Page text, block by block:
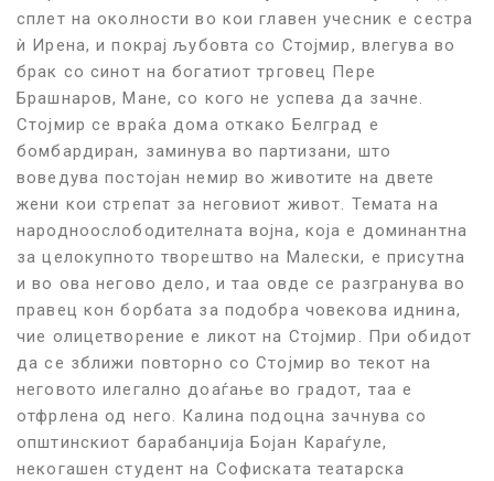
сплет на околности во кои главен учесник е сестра
ѝ Ирена, и покрај љубовта со Стојмир, влегува во
брак со синот на богатиот трговец Пере
Брашнаров, Мане, со кого не успева да зачне.
Стојмир се враќа дома откако Белград е
бомбардиран, заминува во партизани, што
воведува постојан немир во животите на двете
жени кои стрепат за неговиот живот. Темата на
народноослободителната војна, која е доминантна
за целокупното творештво на Малески, е присутна
и во ова негово дело, и таа овде се разгранува во
правец кон борбата за подобра човекова иднина,
чие олицетворение е ликот на Стојмир. При обидот
да се зближи повторно со Стојмир во текот на
неговото илегално доаѓање во градот, таа е
отфрлена од него. Калина подоцна зачнува со
општинскиот барабанџија Бојан Караѓуле,
некогашен студент на Софиската театарска